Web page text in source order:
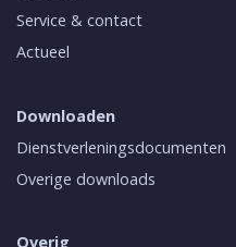
Service & contact
Actueel
Downloaden
Dienstverleningsdocumenten
Overige downloads
Overig